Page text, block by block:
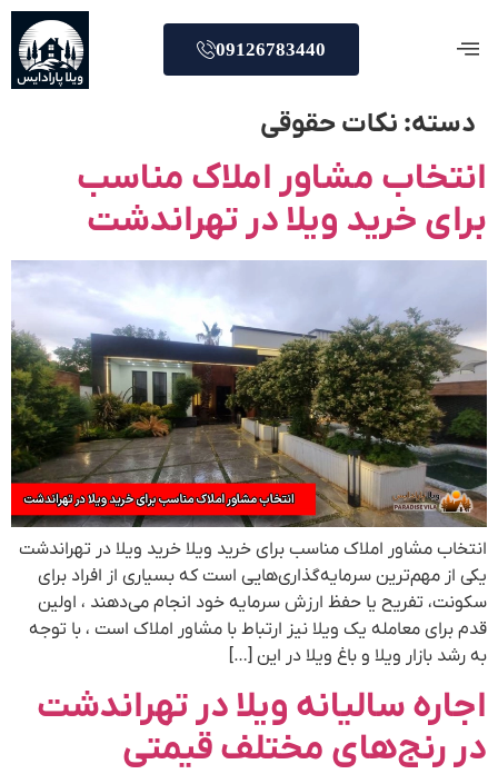
09126783440
دسته: نکات حقوقی
انتخاب مشاور املاک مناسب
برای خرید ویلا در تهراندشت
انتخاب مشاور املاک مناسب برای خرید ویلا خرید ویلا در تهراندشت
یکی از مهم‌ترین سرمایه‌گذاری‌هایی است که بسیاری از افراد برای
سکونت، تفریح یا حفظ ارزش سرمایه خود انجام می‌دهند ، اولین
قدم برای معامله یک ویلا نیز ارتباط با مشاور املاک است ، با توجه
به رشد بازار ویلا و باغ ویلا در این […]
اجاره سالیانه ویلا در تهراندشت
در رنج‌های مختلف قیمتی